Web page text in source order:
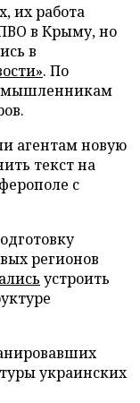
их работа
в Крыму, но
в
. По
агентам новую
текст на
с
регионов
устроить
украинских